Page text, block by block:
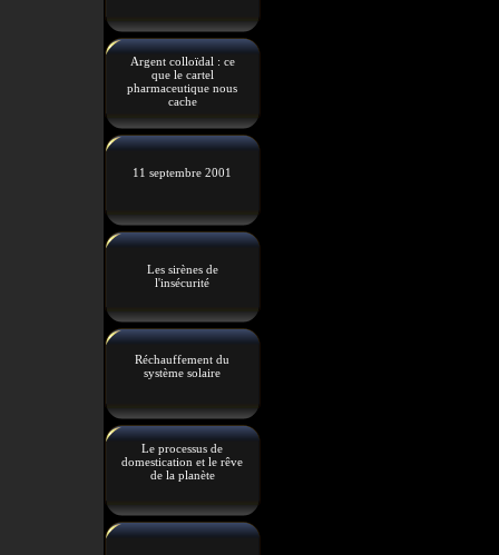
Argent colloïdal : ce
que le cartel
pharmaceutique nous
cache
11 septembre 2001
Les sirènes de
l'insécurité
Réchauffement du
système solaire
Le processus de
domestication et le rêve
de la planète